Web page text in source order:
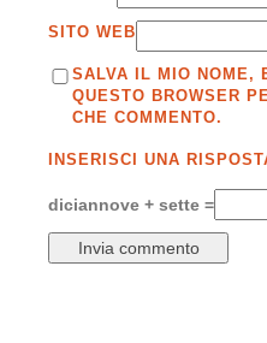
SITO WEB
SALVA IL MIO NOME,
QUESTO BROWSER
CHE COMMENTO.
INSERISCI UNA
diciannove + sette =